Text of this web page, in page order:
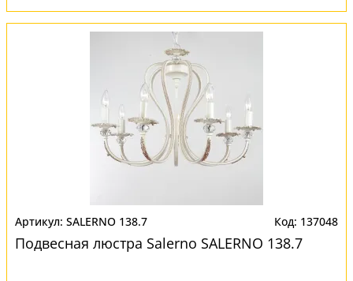
SALERNO 138.7 137048
Подвесная люстра Salerno SALERNO 138.7